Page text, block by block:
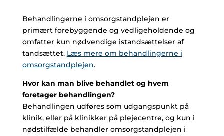
Behandlingerne i omsorgstandplejen er
primært forebyggende og vedligeholdende og
omfatter kun nødvendige istandsættelser af
tandsættet. Læs mere om behandlingerne i
omsorgstandplejen.
Hvor kan man blive behandlet og hvem
foretager behandlingen?
Behandlingen udføres som udgangspunkt på
klinik, eller på klinikker på plejecentre, og kun i
nødstilfælde behandler omsorgstandplejen i